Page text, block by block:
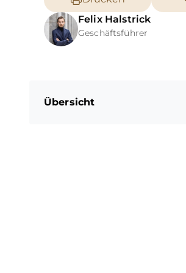
Felix Halstrick
Geschäftsführer
Übersicht